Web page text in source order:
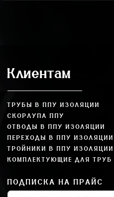
Клиентам
ТРУБЫ В ППУ ИЗОЛЯЦИИ
СКОРЛУПА ППУ
ОТВОДЫ В ППУ ИЗОЛЯЦИИ
ПЕРЕХОДЫ В ППУ ИЗОЛЯЦИИ
ТРОЙНИКИ В ППУ ИЗОЛЯЦИИ
КОМПЛЕКТУЮЩИЕ ДЛЯ ТРУБ
ПОДПИСКА НА ПРАЙС